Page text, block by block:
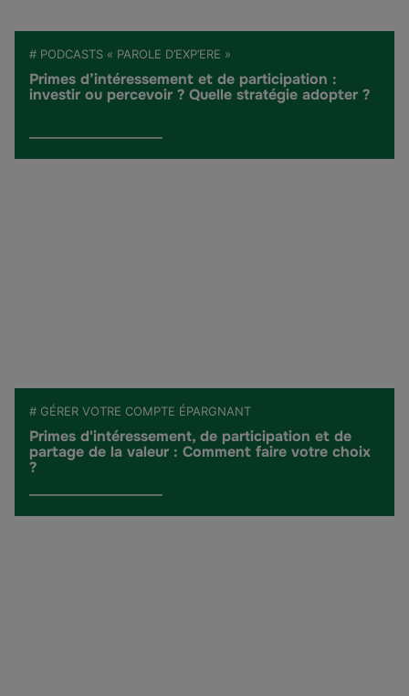
# PODCASTS « PAROLE D’EXP’ERE »
Primes d’intéressement et de participation :
investir ou percevoir ? Quelle stratégie adopter ?
# GÉRER VOTRE COMPTE ÉPARGNANT
Primes d'intéressement, de participation et de
partage de la valeur : Comment faire votre choix
?